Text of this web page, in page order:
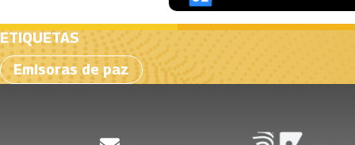
ETIQUETAS
Emisoras de paz